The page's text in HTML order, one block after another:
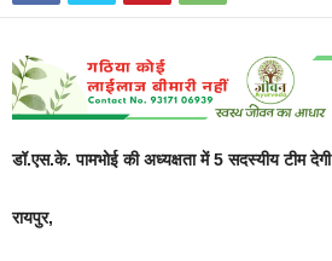
डॉ.एस.के. पामभोई की अध्यक्षता में 5 सदस्यीय टीम
रायपुर,